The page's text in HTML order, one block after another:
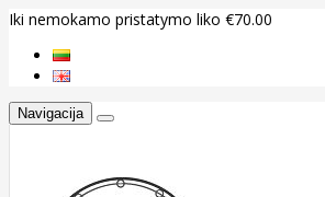
Iki nemokamo pristatymo liko €70.00
Navigacija